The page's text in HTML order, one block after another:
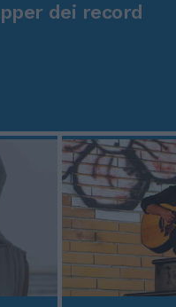
dei record